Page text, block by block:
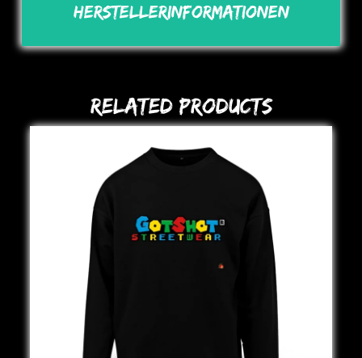
Herstellerinformationen
Related Products